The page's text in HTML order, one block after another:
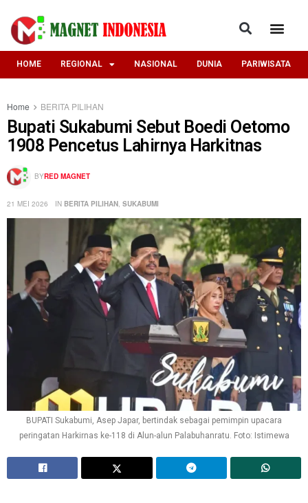
HOME REGIONAL NASIONAL DUNIA PARIWISATA
Home BERITA PILIHAN
‎Bupati Sukabumi Sebut Boedi Oetomo
1908 Pencetus Lahirnya Harkitnas ‎
BYRED MAGNET
21 MEI 2026 IN BERITA PILIHAN SUKABUMI
BUPATI Sukabumi, Asep Japar, bertindak sebagai pemimpin upacara
peringatan Harkirnas ke-118 di Alun-alun Palabuhanratu. Foto: Istimewa